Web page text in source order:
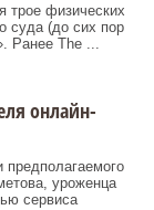
трое физических
суда (до сих пор
Ранее The ...
онлайн-
уроженца
сервиса